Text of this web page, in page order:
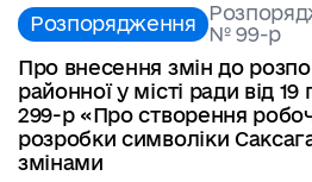
Розпорядження № 99-р
Про внесення змін до
районної у місті ради від
299-р «Про створення
розробки символіки
змінами